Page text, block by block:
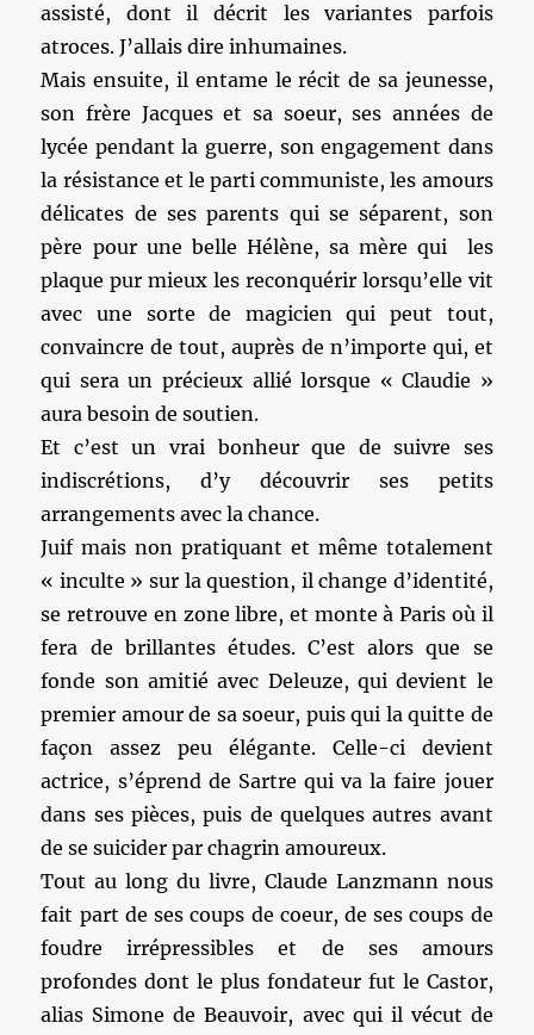
assisté, dont il décrit les variantes parfois
atroces. J’allais dire inhumaines.
Mais ensuite, il entame le récit de sa jeunesse,
son frère Jacques et sa soeur, ses années de
lycée pendant la guerre, son engagement dans
la résistance et le parti communiste, les amours
délicates de ses parents qui se séparent, son
père pour une belle Hélène, sa mère qui les
plaque pur mieux les reconquérir lorsqu’elle vit
avec une sorte de magicien qui peut tout,
convaincre de tout, auprès de n’importe qui, et
qui sera un précieux allié lorsque « Claudie »
aura besoin de soutien.
Et c’est un vrai bonheur que de suivre ses
indiscrétions, d’y découvrir ses petits
arrangements avec la chance.
Juif mais non pratiquant et même totalement
« inculte » sur la question, il change d’identité,
se retrouve en zone libre, et monte à Paris où il
fera de brillantes études. C’est alors que se
fonde son amitié avec Deleuze, qui devient le
premier amour de sa soeur, puis qui la quitte de
façon assez peu élégante. Celle-ci devient
actrice, s’éprend de Sartre qui va la faire jouer
dans ses pièces, puis de quelques autres avant
de se suicider par chagrin amoureux.
Tout au long du livre, Claude Lanzmann nous
fait part de ses coups de coeur, de ses coups de
foudre irrépressibles et de ses amours
profondes dont le plus fondateur fut le Castor,
alias Simone de Beauvoir, avec qui il vécut de